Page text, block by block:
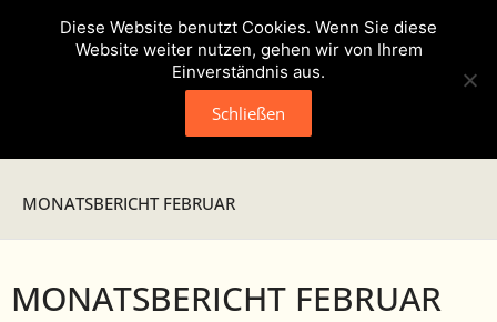
Veranstaltungen
MONATSBERICHT FEBRUAR
MONATSBERICHT FEBRUAR
Diese Website benutzt Cookies. Wenn Sie diese
Website weiter nutzen, gehen wir von Ihrem
Einverständnis aus.
Schließen